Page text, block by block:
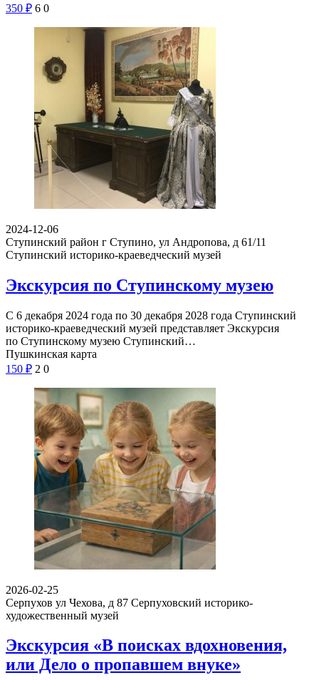
350 ₽ 6 0
2024-12-06
Ступинский район г Ступино, ул Андропова, д 61/11
Ступинский историко-краеведческий музей
Экскурсия по Ступинскому музею
С 6 декабря 2024 года по 30 декабря 2028 года Ступинский
историко-краеведческий музей представляет Экскурсия
по Ступинскому музею Ступинский…
Пушкинская карта
150 ₽ 2 0
2026-02-25
Серпухов ул Чехова, д 87 Серпуховский историко-
художественный музей
Экскурсия «В поисках вдохновения,
или Дело о пропавшем внуке»